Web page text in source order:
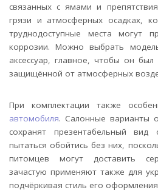
связанных с ямами и
грязи и атмосферных осадках,
труднодоступные места могут
коррозии. Можно выбрать
аксессуар, главное, чтобы он был
защищённой от атмосферных
При комплектации также
автомобиля. Салонные варианты
сохранят презентабельный
пытаться обойтись без них,
питомцев могут доставить
зачастую применяют также для
подчёркивая стиль его